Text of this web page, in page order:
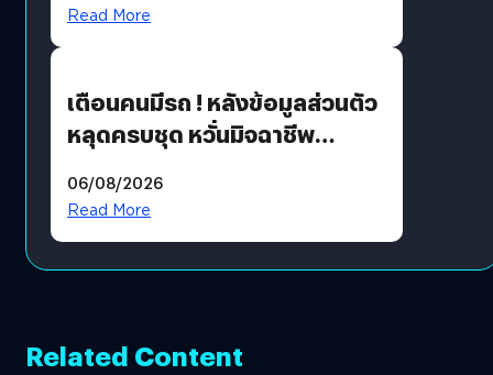
Read More
เตือนคนมีรถ ! หลังข้อมูลส่วนตัว
หลุดครบชุด หวั่นมิจฉาชีพ
รหัสผ่านหลุด ไม่ใช่แฮกเกอร์
06/08/2026
Read More
Related Content